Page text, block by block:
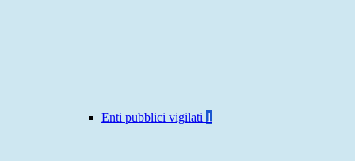
Enti pubblici vigilati 1